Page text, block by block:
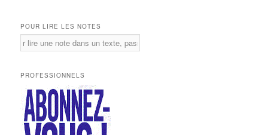
POUR LIRE LES NOTES
PROFESSIONNELS